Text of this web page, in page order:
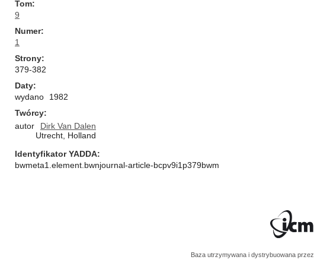
Tom
9
Numer
1
Strony
379-382
Daty
wydano
1982
Twórcy
autor
Dirk Van Dalen
Utrecht, Holland
Identyfikator YADDA
bwmeta1.element.bwnjournal-article-bcpv9i1p379bwm
Baza utrzymywana i dystrybuowana przez